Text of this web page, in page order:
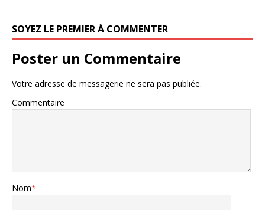
SOYEZ LE PREMIER À COMMENTER
Poster un Commentaire
Votre adresse de messagerie ne sera pas publiée.
Commentaire
Nom*